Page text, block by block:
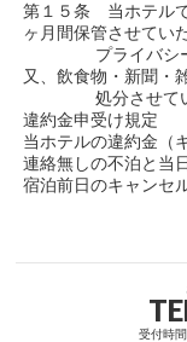
第１５条 当ホテル
ヶ月間保管させてい
プライバシーの
又、飲食物・新聞・
処分させていた
違約金申受け規定
当ホテルの違約金（
連絡無しの不泊と当
宿泊前日のキャンセ
受付時